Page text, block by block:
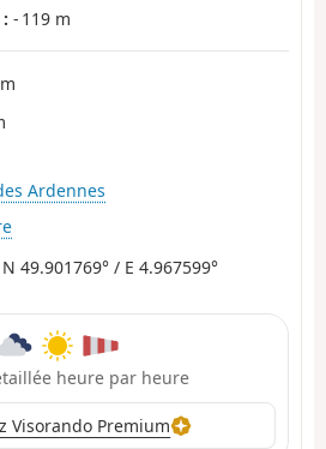
- 119 m
Ardennes
N 49.901769° / E 4.967599°
heure par heure
Visorando Premium